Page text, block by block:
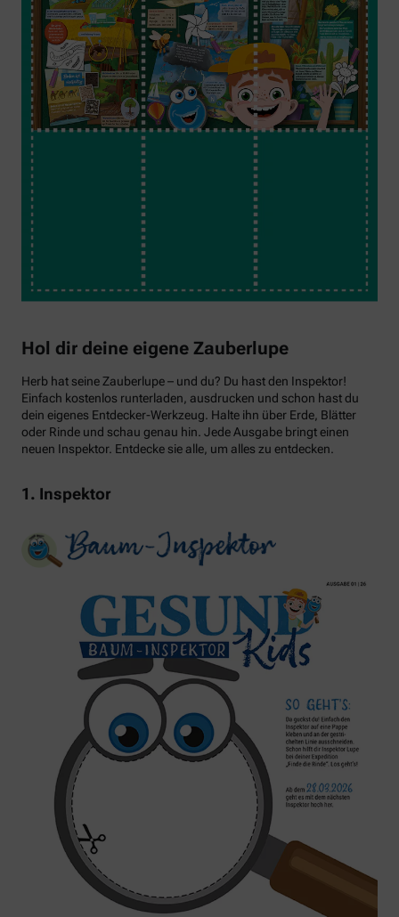
Hol dir deine eigene Zauberlupe
Herb hat seine Zauberlupe – und du? Du hast den Inspektor!
Einfach kostenlos runterladen, ausdrucken und schon hast du
dein eigenes Entdecker-Werkzeug. Halte ihn über Erde, Blätter
oder Rinde und schau genau hin. Jede Ausgabe bringt einen
neuen Inspektor. Entdecke sie alle, um alles zu entdecken.
1. Inspektor